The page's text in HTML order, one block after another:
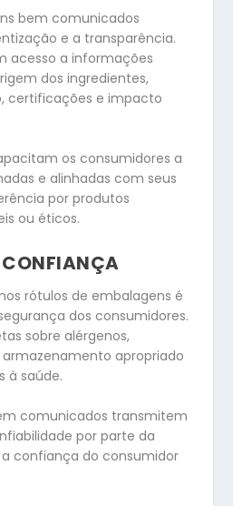
bem comunicados
e a transparência.
acesso a informações
dos ingredientes,
certificações e impacto
os consumidores a
e alinhadas com seus
por produtos
ou éticos.
CONFIANÇA
rótulos de embalagens é
dos consumidores.
sobre alérgenos,
apropriado
à saúde.
comunicados transmitem
por parte da
confiança do consumidor